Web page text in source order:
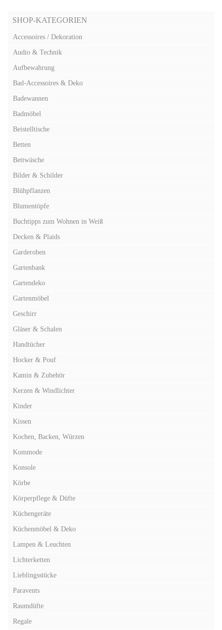
SHOP-KATEGORIEN
Accessoires / Dekoration
Audio & Technik
Aufbewahrung
Bad-Accessoires & Deko
Badewannen
Badmöbel
Beistelltische
Betten
Bettwäsche
Bilder & Schilder
Blühpflanzen
Blumentöpfe
Buchtipps zum Wohnen in Weiß
Decken & Plaids
Garderoben
Gartenbank
Gartendeko
Gartenmöbel
Geschirr
Gläser & Schalen
Handtücher
Hocker & Pouf
Kamin & Zubehör
Kerzen & Windlichter
Kinder
Kissen
Kochen, Backen, Würzen
Kommode
Konsole
Körbe
Körperpflege & Düfte
Küchengeräte
Küchenmöbel & Deko
Lampen & Leuchten
Lichterketten
Lieblingsstücke
Paravents
Raumdüfte
Regale